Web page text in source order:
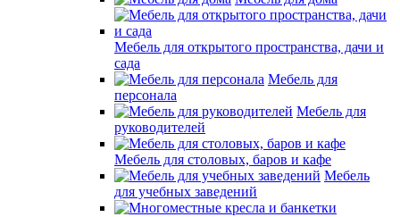
Мебель для открытого пространства, дачи и
сада
Мебель для
персонала
Мебель для
руководителей
Мебель для столовых, баров и кафе
Мебель
для учебных заведений